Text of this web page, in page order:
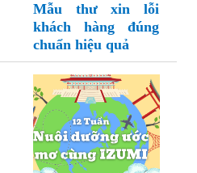
Mẫu thư xin lỗi
khách hàng đúng
chuẩn hiệu quả